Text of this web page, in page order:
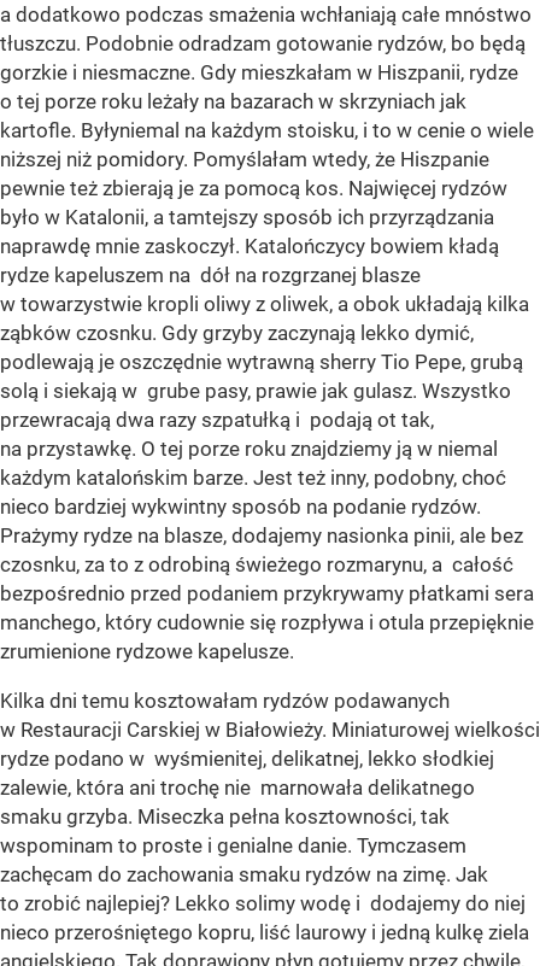
a dodatkowo podczas smażenia wchłaniają całe mnóstwo
tłuszczu. Podobnie odradzam gotowanie rydzów, bo będą
gorzkie i niesmaczne. Gdy mieszkałam w Hiszpanii, rydze
o tej porze roku leżały na bazarach w skrzyniach jak
kartofle. Byłyniemal na każdym stoisku, i to w cenie o wiele
niższej niż pomidory. Pomyślałam wtedy, że Hiszpanie
pewnie też zbierają je za pomocą kos. Najwięcej rydzów
było w Katalonii, a tamtejszy sposób ich przyrządzania
naprawdę mnie zaskoczył. Katalończycy bowiem kładą
rydze kapeluszem na dół na rozgrzanej blasze
w towarzystwie kropli oliwy z oliwek, a obok układają kilka
ząbków czosnku. Gdy grzyby zaczynają lekko dymić,
podlewają je oszczędnie wytrawną sherry Tio Pepe, grubą
solą i siekają w grube pasy, prawie jak gulasz. Wszystko
przewracają dwa razy szpatułką i podają ot tak,
na przystawkę. O tej porze roku znajdziemy ją w niemal
każdym katalońskim barze. Jest też inny, podobny, choć
nieco bardziej wykwintny sposób na podanie rydzów.
Prażymy rydze na blasze, dodajemy nasionka pinii, ale bez
czosnku, za to z odrobiną świeżego rozmarynu, a całość
bezpośrednio przed podaniem przykrywamy płatkami sera
manchego, który cudownie się rozpływa i otula przepięknie
zrumienione rydzowe kapelusze.
Kilka dni temu kosztowałam rydzów podawanych
w Restauracji Carskiej w Białowieży. Miniaturowej wielkości
rydze podano w wyśmienitej, delikatnej, lekko słodkiej
zalewie, która ani trochę nie marnowała delikatnego
smaku grzyba. Miseczka pełna kosztowności, tak
wspominam to proste i genialne danie. Tymczasem
zachęcam do zachowania smaku rydzów na zimę. Jak
to zrobić najlepiej? Lekko solimy wodę i dodajemy do niej
nieco przerośniętego kopru, liść laurowy i jedną kulkę ziela